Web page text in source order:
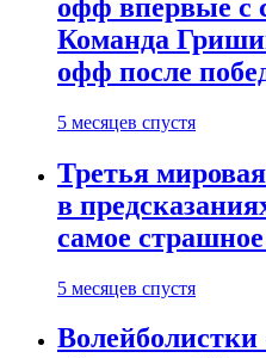
офф впервые с
Команда
офф после
5 месяцев спустя
Третья
в
самое
5 месяцев спустя